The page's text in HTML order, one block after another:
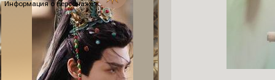
Информация о персонаже: